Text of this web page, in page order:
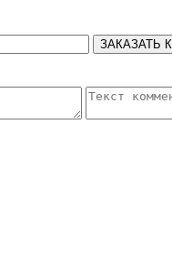
ЗАКАЗАТЬ